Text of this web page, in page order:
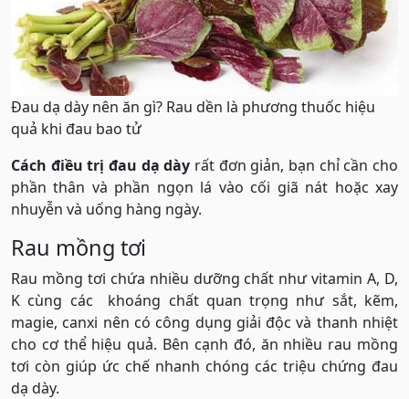
Đau dạ dày nên ăn gì? Rau dền là phương thuốc hiệu
quả khi đau bao tử
Cách điều trị đau dạ dày rất đơn giản, bạn chỉ cần cho
phần thân và phần ngọn lá vào cối giã nát hoặc xay
nhuyễn và uống hàng ngày.
Rau mồng tơi
Rau mồng tơi chứa nhiều dưỡng chất như vitamin A, D,
K cùng các khoáng chất quan trọng như sắt, kẽm,
magie, canxi nên có công dụng giải độc và thanh nhiệt
cho cơ thể hiệu quả. Bên cạnh đó, ăn nhiều rau mồng
tơi còn giúp ức chế nhanh chóng các triệu chứng đau
dạ dày.